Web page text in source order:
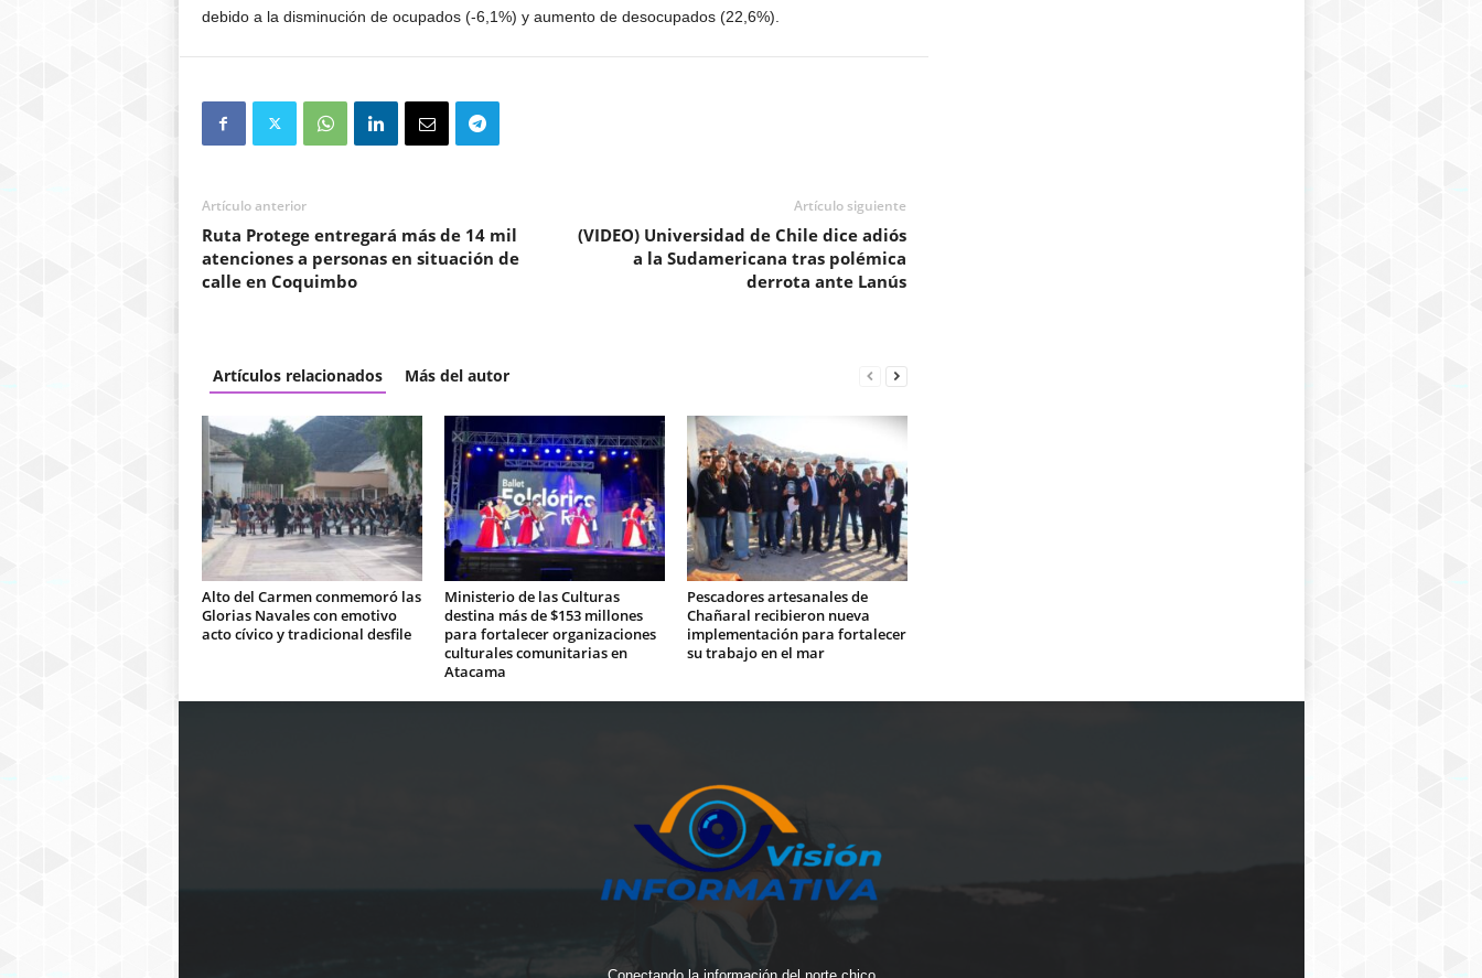
debido a la disminución de ocupados (-6,1%) y aumento de desocupados (22,6%).
Artículo anterior
Ruta Protege entregará más de 14 mil
atenciones a personas en situación de
calle en Coquimbo
Artículo siguiente
(VIDEO) Universidad de Chile dice adiós
a la Sudamericana tras polémica
derrota ante Lanús
Artículos relacionados Más del autor
Alto del Carmen conmemoró las
Glorias Navales con emotivo
acto cívico y tradicional desfile
Ministerio de las Culturas
destina más de $153 millones
para fortalecer organizaciones
culturales comunitarias en
Atacama
Pescadores artesanales de
Chañaral recibieron nueva
implementación para fortalecer
su trabajo en el mar